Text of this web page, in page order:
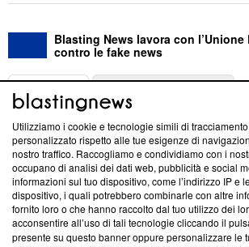
Blasting News lavora con
contro le fake news
ABOUT
Questa sezione offre informazioni
News, sui nostri processi editoriali e su
creare news di qualità. Inoltre, afferma la
‘Trust Project - News with Integrity’Blasting
ancora membro del programma, ma ha
parte; Trust Project non ha ancora
conformità agli standard.
Utilizziamo i cookie e tecnologie simili di
personalizzato rispetto alle tue esigenze di
nostro traffico. Raccogliamo e condividiamo con i
occupano di analisi dei dati web, pubblicità e social
informazioni sul tuo dispositivo, come l’indirizzo IP e
dispositivo, i quali potrebbero combinarle con altre
fornito loro o che hanno raccolto dal tuo utilizzo dei
acconsentire all’uso di tali tecnologie cliccando il
presente su questo banner oppure personalizzare le